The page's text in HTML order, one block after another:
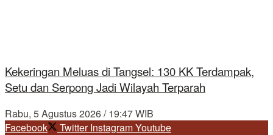
Kekeringan Meluas di Tangsel: 130 KK Terdampak,
Setu dan Serpong Jadi Wilayah Terparah
Rabu, 5 Agustus 2026 / 19:47 WIB
Facebook
Twitter InstagramYoutube